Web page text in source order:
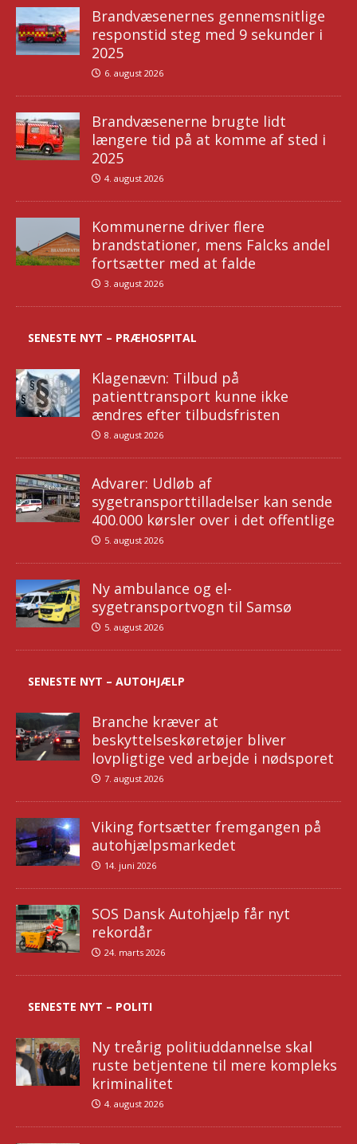
Brandvæsenernes gennemsnitlige
responstid steg med 9 sekunder i
2025
6. august 2026
Brandvæsenerne brugte lidt
længere tid på at komme af sted i
2025
4. august 2026
Kommunerne driver flere
brandstationer, mens Falcks andel
fortsætter med at falde
3. august 2026
SENESTE NYT – PRÆHOSPITAL
Klagenævn: Tilbud på
patienttransport kunne ikke
ændres efter tilbudsfristen
8. august 2026
Advarer: Udløb af
sygetransporttilladelser kan sende
400.000 kørsler over i det offentlige
5. august 2026
Ny ambulance og el-
sygetransportvogn til Samsø
5. august 2026
SENESTE NYT – AUTOHJÆLP
Branche kræver at
beskyttelseskøretøjer bliver
lovpligtige ved arbejde i nødsporet
7. august 2026
Viking fortsætter fremgangen på
autohjælpsmarkedet
14. juni 2026
SOS Dansk Autohjælp får nyt
rekordår
24. marts 2026
SENESTE NYT – POLITI
Ny treårig politiuddannelse skal
ruste betjentene til mere kompleks
kriminalitet
4. august 2026